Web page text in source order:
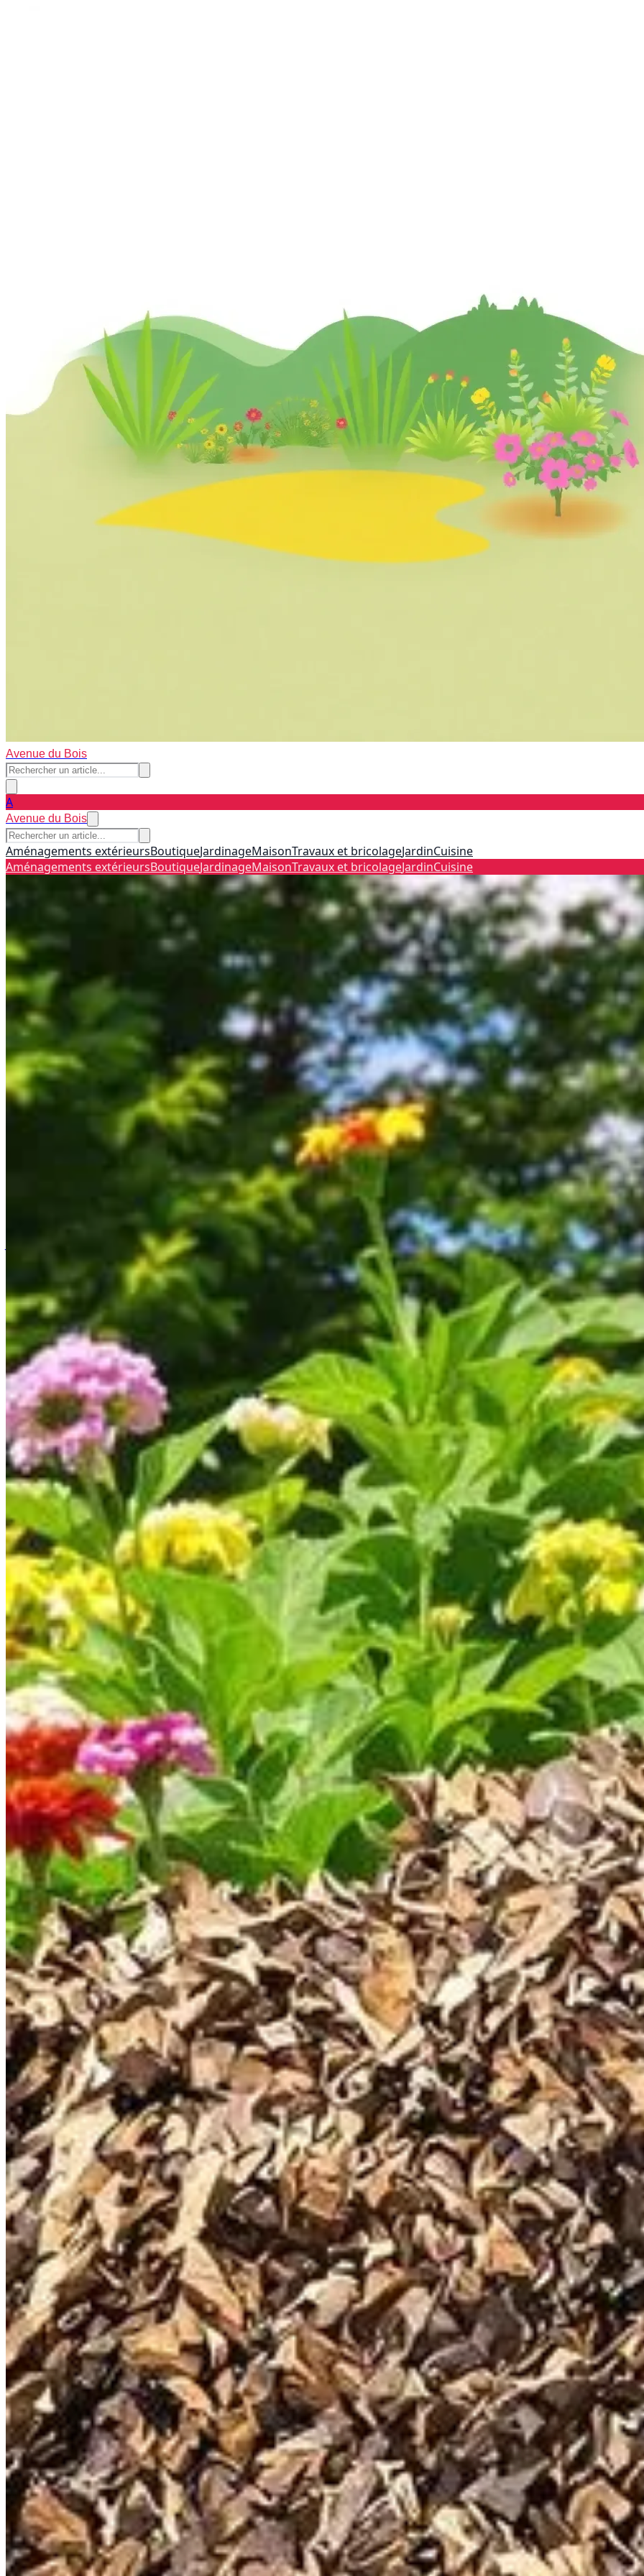
Avenue du Bois
A
Avenue du Bois
Aménagements extérieursBoutiqueJardinageMaisonTravaux et bricolageJardinCuisine
Aménagements extérieursBoutiqueJardinageMaisonTravaux et bricolageJardinCuisine
15 déchets à ne jamais mettre dans votre compost domestique : Liste complète
15 déchets à ne jamais mettre dans votre compost domestique : Liste
Publié le 4 juillet 2025 à 07:30
Le compostage domestique est une démarche écologique aux multiples bénéfices, tant pour la planète que pour votre
savoir quels déchets éviter d'y introduire. Un tri judicieux est non seulement en accord avec la loi AGEC, qui impose la
exempt d'éléments nuisibles. Cet article se penche sur les déchets définis comme indésirables pour le compostage, en
d'eux. Armé de ces connaissances, vous serez mieux préparé à créer un compost sain et efficace.
Pourquoi certains déchets sont-ils déconseillés dans le compost
Alors que le compostage peut sembler être une solution tout-en-un pour se débarrasser de nombreux déchets domestiques,
mieux placés à l'écart de votre compost. Avant tout, les déchets concernés par cette exclusion sont susceptibles d'altérer la
restes tels que les viandes et les poissons dégagent des odeurs puissantes qui peuvent attirer les animaux et ralentir le
Risques environnementaux liés à de mauvais choix de déchets
L'introduction de certains matériaux comme les plastiques, polystyrènes ou mégots de cigarette apporte des éléments non
présence de ces matériaux crée une pollution du sol au lieu de l'amender. De plus, même certains éléments
modifier le pH de votre compost, dégradant ainsi leur utilité dans le jardin.
La loi AGEC et votre rôle dans la gestion des biodéchets
La loi AGEC, qui met un point d'honneur sur la gestion des déchets organiques, encourage un tri clair et précis de ce qui est
réglementation, vous contribuez à réduire la quantité de déchets organiques dirigés vers les décharges, tout en générant